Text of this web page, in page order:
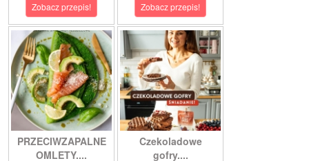
Zobacz przepis! Zobacz przepis!
PRZECIWZAPALNE
OMLETY....
Czekoladowe
gofry....